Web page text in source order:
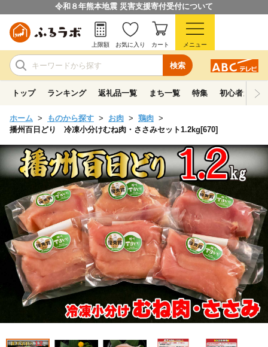
令和８年熊本地震 災害支援寄付受付について
検索
上限額 お気に入り カート メニュー
トップ ランキング 返礼品一覧 まち一覧 特集 初心者ガイド
ホーム ものから探す お肉
鶏肉
播州百日どり 冷凍小分けむね肉・ささみセット1.2kg[670]